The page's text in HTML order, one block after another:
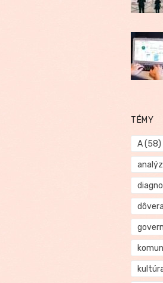
TÉMY
A(58)
dôvera